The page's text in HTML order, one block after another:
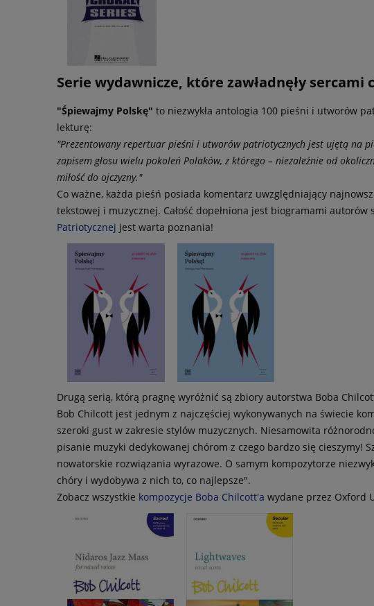
Serie wydawnicze, które zawładnęły sercami
"Śpiewajmy Polskę" to niezwykła antologia 100 pieśni i utworów
lekturę:
"Prezentowany repertuar pieśni i utworów patriotycznych jest ujętą na
zapisem głosu wielu pokoleń Polaków, z którego – niezależnie od
miłość do ojczyzny."
Co ważne, każda pieśń posiada komentarz uwzględniający
tekstowej i muzycznej. Całość dopełniona jest biogramami
Patriotycznej jest warta poznania!
Drugą serią, którą pragnę wyróżnić są zbiory autorstwa Boba
Bob Chilcott jest jednym z najczęściej wykonywanych na świecie
szeroki gust w zakresie stylów muzycznych. Niesamowita
pisanie muzyki dedykowanej chórom z czego bardzo się cieszymy!
nowatorskie rozwiązania wyrazowe. O samym kompozytorze
chóry i wydobywa z nich to, co najlepsze".
Zobacz wszystkie kompozycje Boba Chilcott'a wydane przez Oxford